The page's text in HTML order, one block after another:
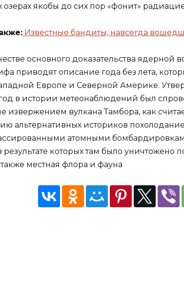
озерах якобы до сих пор «фонит»
Известные бандиты, навсегда
основного доказательства
приводят описание года без лета,
Европе и Северной Америке.
в истории метеонаблюдений был
извержением вулкана Тамбора, как
альтернативных историков
атомными
результате которых там было уничтожено
также местная флора и фауна